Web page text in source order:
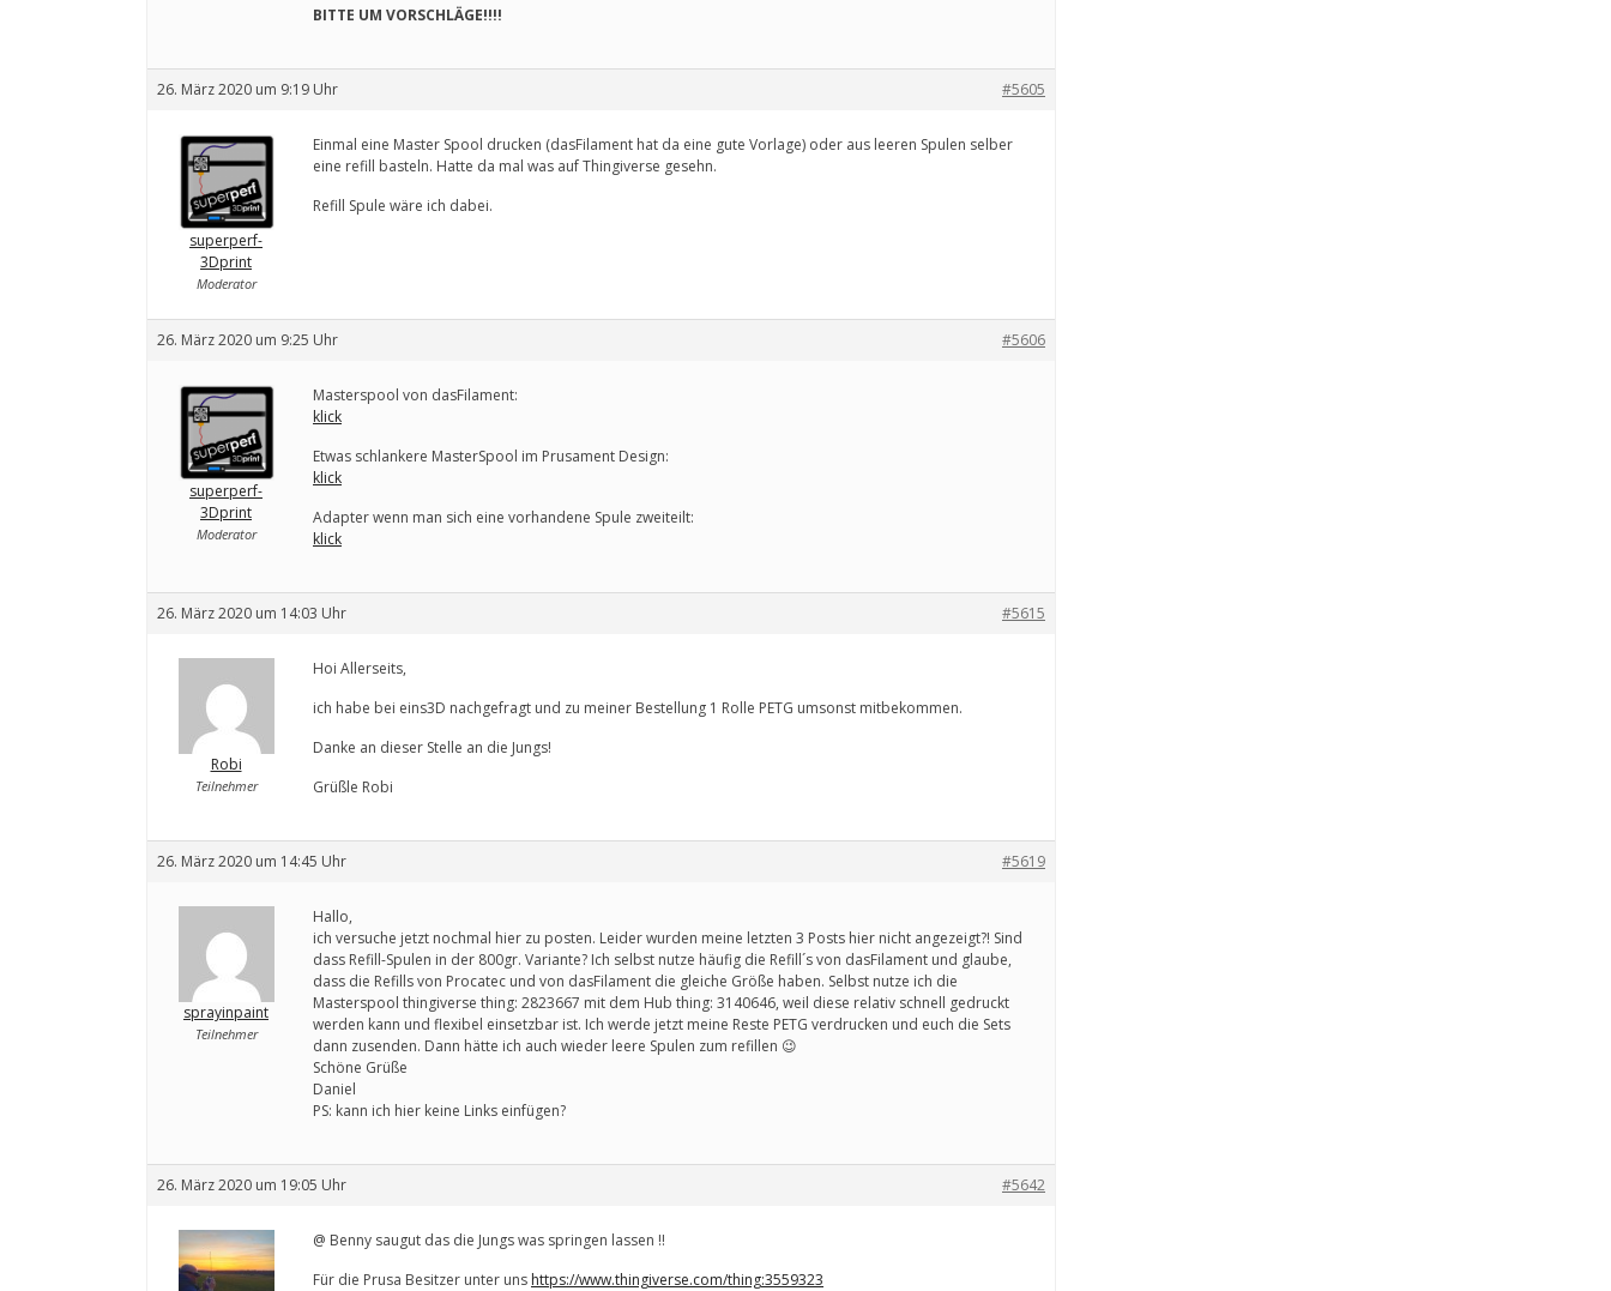
BITTE UM VORSCHLÄGE!!!!
26. März 2020 um 9:19 Uhr #5605
superperf-
3Dprint
Moderator
Einmal eine Master Spool drucken (dasFilament hat da eine gute Vorlage) oder aus leeren Spulen selber
eine refill basteln. Hatte da mal was auf Thingiverse gesehn.
Refill Spule wäre ich dabei.
26. März 2020 um 9:25 Uhr #5606
superperf-
3Dprint
Moderator
Masterspool von dasFilament:
klick
Etwas schlankere MasterSpool im Prusament Design:
klick
Adapter wenn man sich eine vorhandene Spule zweiteilt:
klick
26. März 2020 um 14:03 Uhr #5615
Robi
Teilnehmer
Hoi Allerseits,
ich habe bei eins3D nachgefragt und zu meiner Bestellung 1 Rolle PETG umsonst mitbekommen.
Danke an dieser Stelle an die Jungs!
Grüßle Robi
26. März 2020 um 14:45 Uhr #5619
sprayinpaint
Teilnehmer
Hallo,
ich versuche jetzt nochmal hier zu posten. Leider wurden meine letzten 3 Posts hier nicht angezeigt?! Sind
dass Refill-Spulen in der 800gr. Variante? Ich selbst nutze häufig die Refill´s von dasFilament und glaube,
dass die Refills von Procatec und von dasFilament die gleiche Größe haben. Selbst nutze ich die
Masterspool thingiverse thing: 2823667 mit dem Hub thing: 3140646, weil diese relativ schnell gedruckt
werden kann und flexibel einsetzbar ist. Ich werde jetzt meine Reste PETG verdrucken und euch die Sets
dann zusenden. Dann hätte ich auch wieder leere Spulen zum refillen 😉
Schöne Grüße
Daniel
PS: kann ich hier keine Links einfügen?
26. März 2020 um 19:05 Uhr #5642
@ Benny saugut das die Jungs was springen lassen !!
Für die Prusa Besitzer unter uns https://www.thingiverse.com/thing:3559323